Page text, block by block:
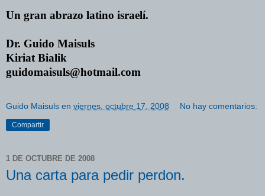
Un gran abrazo latino israelí.
Dr. Guido Maisuls
Kiriat Bialik
guidomaisuls@hotmail.com
Guido Maisuls en viernes, octubre 17, 2008 No hay comentarios:
Compartir
1 DE OCTUBRE DE 2008
Una carta para pedir perdon.